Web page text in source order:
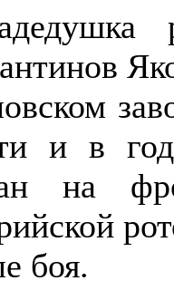
и в
на
боя.